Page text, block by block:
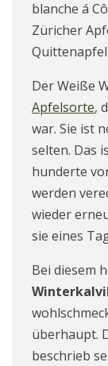
blanche á
Züricher
Der Weiße
Apfelsorte,
war. Sie ist
selten. Das
hunderte
werden
wieder
sie eines
Bei diesem
überhaupt.
beschrieb